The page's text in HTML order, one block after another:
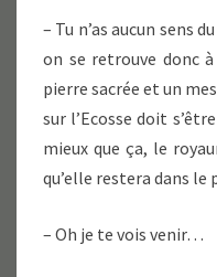
– Tu n’as aucun sens
on se retrouve donc
pierre sacrée et un
sur l’Ecosse doit
mieux que ça, le
qu’elle restera dans le
– Oh je te vois venir…